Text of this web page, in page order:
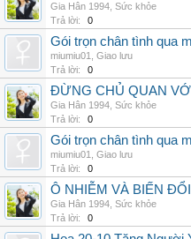
Gia Hân 1994 Sức khỏe
Trả lời:
0
Gói trọn chân tình qua
miumiu01
Giao lưu
Trả lời:
0
ĐỪNG CHỦ QUAN
Gia Hân 1994 Sức khỏe
Trả lời:
0
Gói trọn chân tình qua
miumiu01
Giao lưu
Trả lời:
0
Ô NHIỄM VÀ BIẾN
Gia Hân 1994 Sức khỏe
Trả lời:
0